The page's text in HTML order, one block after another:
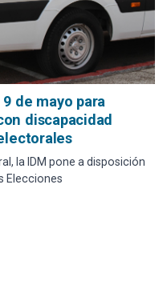
de mayo para
discapacidad
la IDM pone a disposición
Elecciones